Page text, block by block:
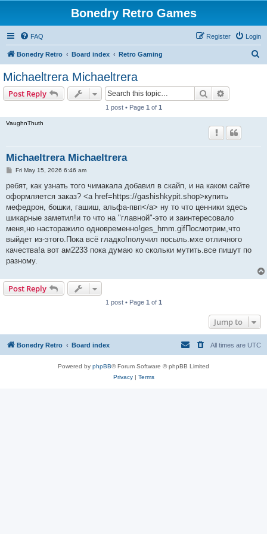
Bonedry Retro Games
FAQ Login
Register
Bonedry Retro Board index Retro Gaming
Michaeltrera Michaeltrera
Post Reply Search
1 post • Page 1 of 1
VaughnThuth
Michaeltrera Michaeltrera
P
s
Fri May 15, 2026 6:46 am
ребят, как узнать того чимакала добавил в скайп, и на каком сайте
оформляется заказ? <a href=https://gashishkypit.shop>купить
мефедрон, бошки, гашиш, альфа-пвп</a> ну то что ценники здесь
шикарные заметил!и то что на "главной"-это и заинтересовало
меня,но насторажило одновременно!ges_hmm.gifПосмотрим,что
выйдет из-этого.Пока всё гладко!получил посыль.мхе отличного
качества!а вот ам2233 пока думаю ко скольки мутить.все пишут по
разному.
Post Reply
1 post • Page 1 of 1
Jump to
Bonedry Retro Board index All times are UTC
Powered by phpBB® Forum Software © phpBB Limited
Privacy| Terms